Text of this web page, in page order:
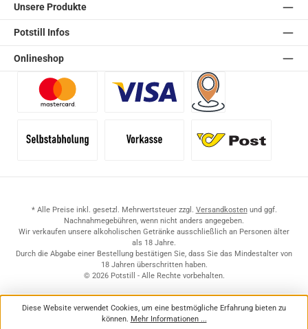
Unsere Produkte
Potstill Infos
Onlineshop
* Alle Preise inkl. gesetzl. Mehrwertsteuer zzgl. Versandkostenund ggf.
Nachnahmegebühren, wenn nicht anders angegeben.
Wir verkaufen unsere alkoholischen Getränke ausschließlich an Personen älter
als 18 Jahre.
Durch die Abgabe einer Bestellung bestätigen Sie, dass Sie das Mindestalter von
18 Jahren überschritten haben.
© 2026 Potstill - Alle Rechte vorbehalten.
Diese Website verwendet Cookies, um eine bestmögliche Erfahrung bieten zu
können. Mehr Informationen ...